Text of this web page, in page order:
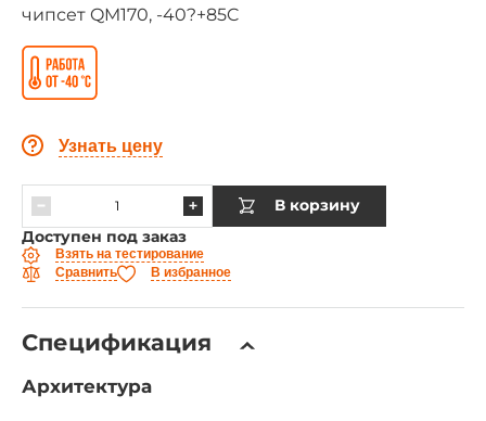
чипсет QM170, -40?+85C
Узнать цену
В корзину
Доступен под заказ
Взять на тестирование
Сравнить
В избранное
Спецификация
Архитектура